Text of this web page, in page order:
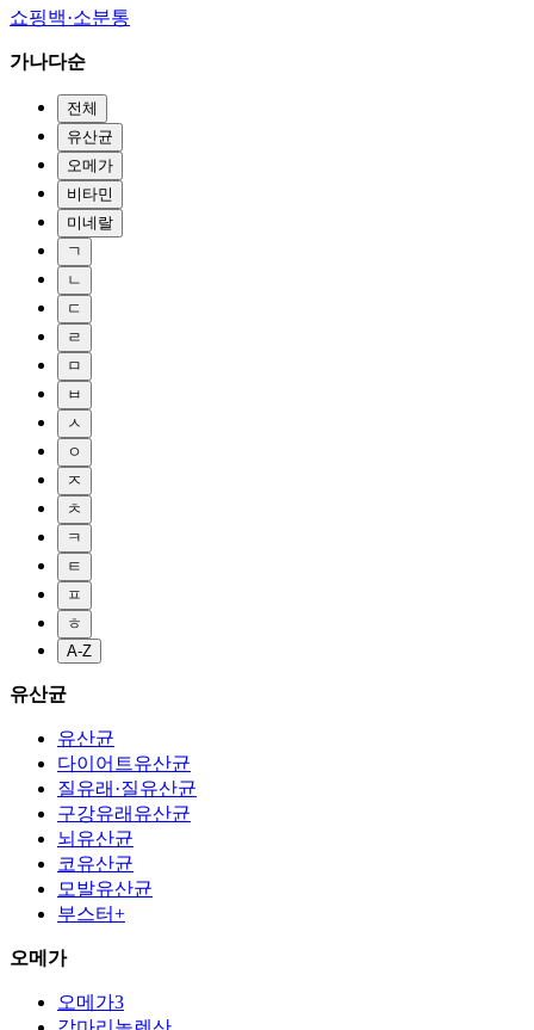
쇼핑백·소분통
가나다순
전체
유산균
오메가
비타민
미네랄
ㄱ
ㄴ
ㄷ
ㄹ
ㅁ
ㅂ
ㅅ
ㅇ
ㅈ
ㅊ
ㅋ
ㅌ
ㅍ
ㅎ
A-Z
유산균
유산균
다이어트유산균
질유래·질유산균
구강유래유산균
뇌유산균
코유산균
모발유산균
부스터+
오메가
오메가3